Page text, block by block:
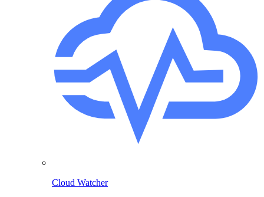
Cloud Watcher